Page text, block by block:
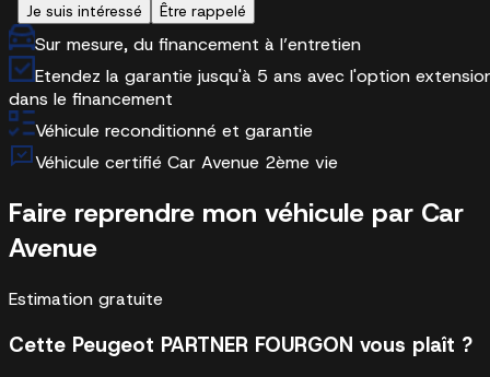
Je suis intéressé Être rappelé
Sur mesure, du financement à l’entretien
Etendez la garantie jusqu'à 5 ans avec l'option
dans le financement
Véhicule reconditionné et garantie
Véhicule certifié Car Avenue 2ème vie
Faire reprendre mon véhicule par Car
Avenue
Estimation gratuite
Cette Peugeot PARTNER FOURGON vous plaît ?